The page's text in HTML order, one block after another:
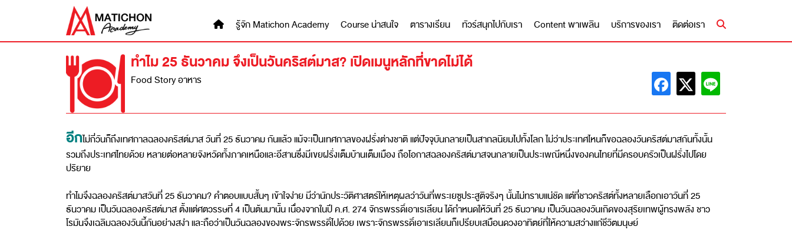
รู้จัก Matichon Academy Course น่าสนใจ ตารางเรียน ทัวร์สนุกไปกับเรา Content พาเพลิน บริการของเรา ติดต่อเรา
ทำไม 25 ธันวาคม จึงเป็นวันคริสต์มาส? เปิดเมนูหลักที่ขาดไม่ได้
Food Story อาหาร
อีกไม่กี่วันก็ถึงเทศกาลฉลองคริสต์มาส วันที่ 25 ธันวาคม กันแล้ว แม้จะเป็นเทศกาลของฝรั่งต่างชาติ แต่ปัจจุบันกลายเป็นสากลนิยมไปทั้งโลก ไม่ว่าประเทศไหนก็ขอฉลองวันคริสต์มาสกันทั้งนั้น
รวมถึงประเทศไทยด้วย หลายต่อหลายจังหวัดทั้งภาคเหนือและอีสานซึ่งมีเขยฝรั่งเต็มบ้านเต็มเมือง ถือโอกาสฉลองคริสต์มาสจนกลายเป็นประเพณีหนึ่งของคนไทยที่มีครอบครัวเป็นฝรั่งไปโดย
ปริยาย
ทำไมจึงฉลองคริสต์มาสวันที่ 25 ธันวาคม? คำตอบแบบสั้นๆ เข้าใจง่าย มีว่านักประวัติศาสตร์ให้เหตุผลว่าวันที่พระเยซูประสูติจริงๆ นั้นไม่ทราบแน่ชัด แต่ที่ชาวคริสต์ทั้งหลายเลือกเอาวันที่ 25
ธันวาคม เป็นวันฉลองคริสต์มาส ตั้งแต่ศตวรรษที่ 4 เป็นต้นมานั้น เนื่องจากในปี ค.ศ. 274 จักรพรรดิ์เอาเรเลียน ได้กำหนดให้วันที่ 25 ธันวาคม เป็นวันฉลองวันเกิดของสุริยเทพผู้ทรงพลัง ชาว
โรมันจึงเฉลิมฉลองวันนี้กันอย่างสง่า และถือว่าเป็นวันฉลองของพระจักรพรรดิ์ไปด้วย เพราะจักรพรรดิ์เอาเรเลียนก็เปรียบเสมือนดวงอาทิตย์ที่ให้ความสว่างแก่ชีวิตมนุษย์